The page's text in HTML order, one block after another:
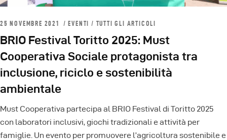
25 NOVEMBRE 2021 EVENTI / TUTTI GLI ARTICOLI
BRIO Festival Toritto 2025: Must
Cooperativa Sociale protagonista tra
inclusione, riciclo e sostenibilità
ambientale
Must Cooperativa partecipa al BRIO Festival di Toritto 2025
con laboratori inclusivi, giochi tradizionali e attività per
famiglie. Un evento per promuovere l’agricoltura sostenibile e